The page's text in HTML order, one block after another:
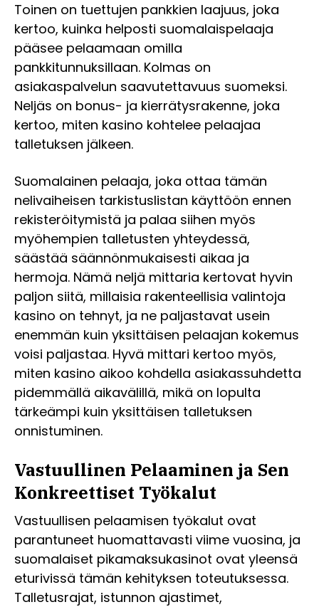
Toinen on tuettujen pankkien laajuus, joka
kertoo, kuinka helposti suomalaispelaaja
pääsee pelaamaan omilla
pankkitunnuksillaan. Kolmas on
asiakaspalvelun saavutettavuus suomeksi.
Neljäs on bonus- ja kierrätysrakenne, joka
kertoo, miten kasino kohtelee pelaajaa
talletuksen jälkeen.
Suomalainen pelaaja, joka ottaa tämän
nelivaiheisen tarkistuslistan käyttöön ennen
rekisteröitymistä ja palaa siihen myös
myöhempien talletusten yhteydessä,
säästää säännönmukaisesti aikaa ja
hermoja. Nämä neljä mittaria kertovat hyvin
paljon siitä, millaisia rakenteellisia valintoja
kasino on tehnyt, ja ne paljastavat usein
enemmän kuin yksittäisen pelaajan kokemus
voisi paljastaa. Hyvä mittari kertoo myös,
miten kasino aikoo kohdella asiakassuhdetta
pidemmällä aikavälillä, mikä on lopulta
tärkeämpi kuin yksittäisen talletuksen
onnistuminen.
Vastuullinen Pelaaminen ja Sen
Konkreettiset Työkalut
Vastuullisen pelaamisen työkalut ovat
parantuneet huomattavasti viime vuosina, ja
suomalaiset pikamaksukasinot ovat yleensä
eturivissä tämän kehityksen toteutuksessa.
Talletusrajat, istunnon ajastimet,